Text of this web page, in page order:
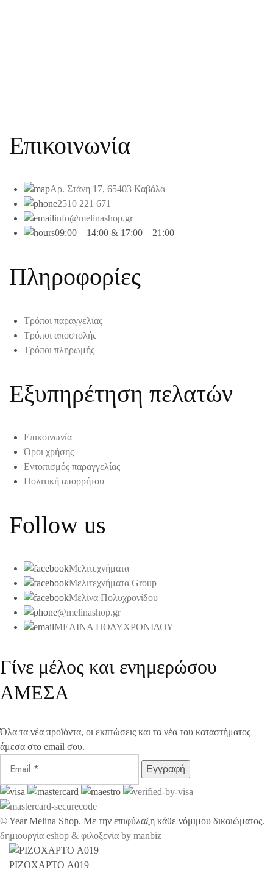
Επικοινωνία
Αρ. Στάνη 17, 65403 Καβάλα
2510 221 671
info@melinashop.gr
09:00 – 14:00 & 17:00 – 21:00
Πληροφορίες
Τρόποι παραγγελίας
Τρόποι αποστολής
Τρόποι πληρωμής
Εξυπηρέτηση πελατών
Επικοινωνία
Όροι χρήσης
Εντοπισμός παραγγελίας
Πολιτική απορρήτου
Follow us
Μελιτεχνήματα
Μελιτεχνήματα Group
Μελίνα Πολυχρονίδου
@melinashop.gr
ΜΕΛΙΝΑ ΠΟΛΥΧΡΟΝΙΔΟΥ
Γίνε μέλος και ενημερώσου
ΑΜΕΣΑ
Όλα τα νέα προϊόντα, οι εκπτώσεις και τα νέα του καταστήματος
άμεσα στο email σου.
©YearMelina Shop. Με την επιφύλαξη κάθε νόμιμου δικαιώματος.
δημιουργία eshop & φιλοξενία by manbiz
ΡΙΖΟΧΑΡΤΟ A019